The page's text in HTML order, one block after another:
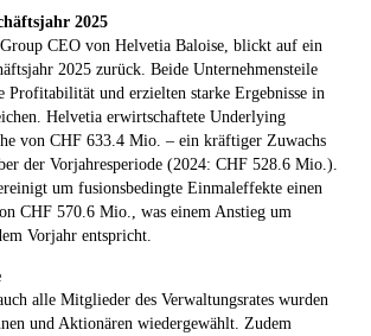
2025
CEO von Helvetia Baloise, blickt auf ein
2025 zurück. Beide Unternehmensteile
Profitabilität und erzielten starke Ergebnisse in
Helvetia erwirtschaftete Underlying
von CHF 633.4 Mio. – ein kräftiger Zuwachs
der Vorjahresperiode (2024: CHF 528.6 Mio.).
um fusionsbedingte Einmaleffekte einen
CHF 570.6 Mio., was einem Anstieg um
Vorjahr entspricht.
alle Mitglieder des Verwaltungsrates wurden
und Aktionären wiedergewählt. Zudem